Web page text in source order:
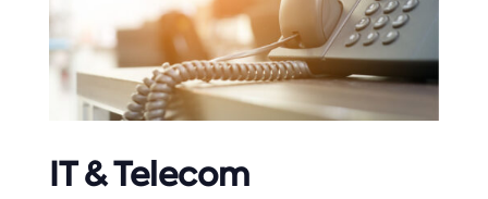
IT & Telecom